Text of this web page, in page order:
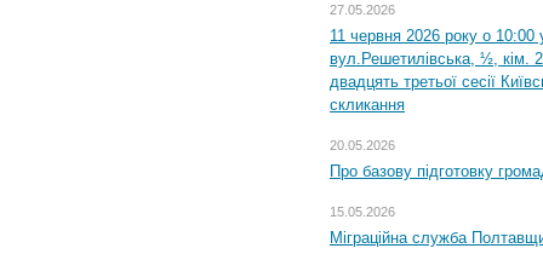
27.05.2026
11 червня 2026 року о 10:00
вул.Решетилівська, ½, кім.
двадцять третьої сесії
скликання
20.05.2026
Про базову підготовку
15.05.2026
Міграційна служба